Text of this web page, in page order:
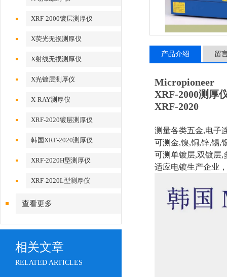
XRF-2000镀层测厚仪
X荧光无损测厚仪
X射线无损测厚仪
X光镀层测厚仪
X-RAY测厚仪
XRF-2020镀层测厚仪
韩国XRF-2020测厚仪
XRF-2020H型测厚仪
XRF-2020L型测厚仪
查看更多
相关文章
RELATED ARTICLES
产品介绍 留
Micropioneer
XRF-2000测厚
XRF-2020
测量各类五金,电子
可测金,镍,铜,锌,锡,
可测单镀层,双镀层,
适应电镀生产企业